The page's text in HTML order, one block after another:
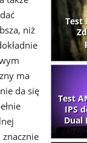
niż
ma
da się
Test
Test
IPS
Dual